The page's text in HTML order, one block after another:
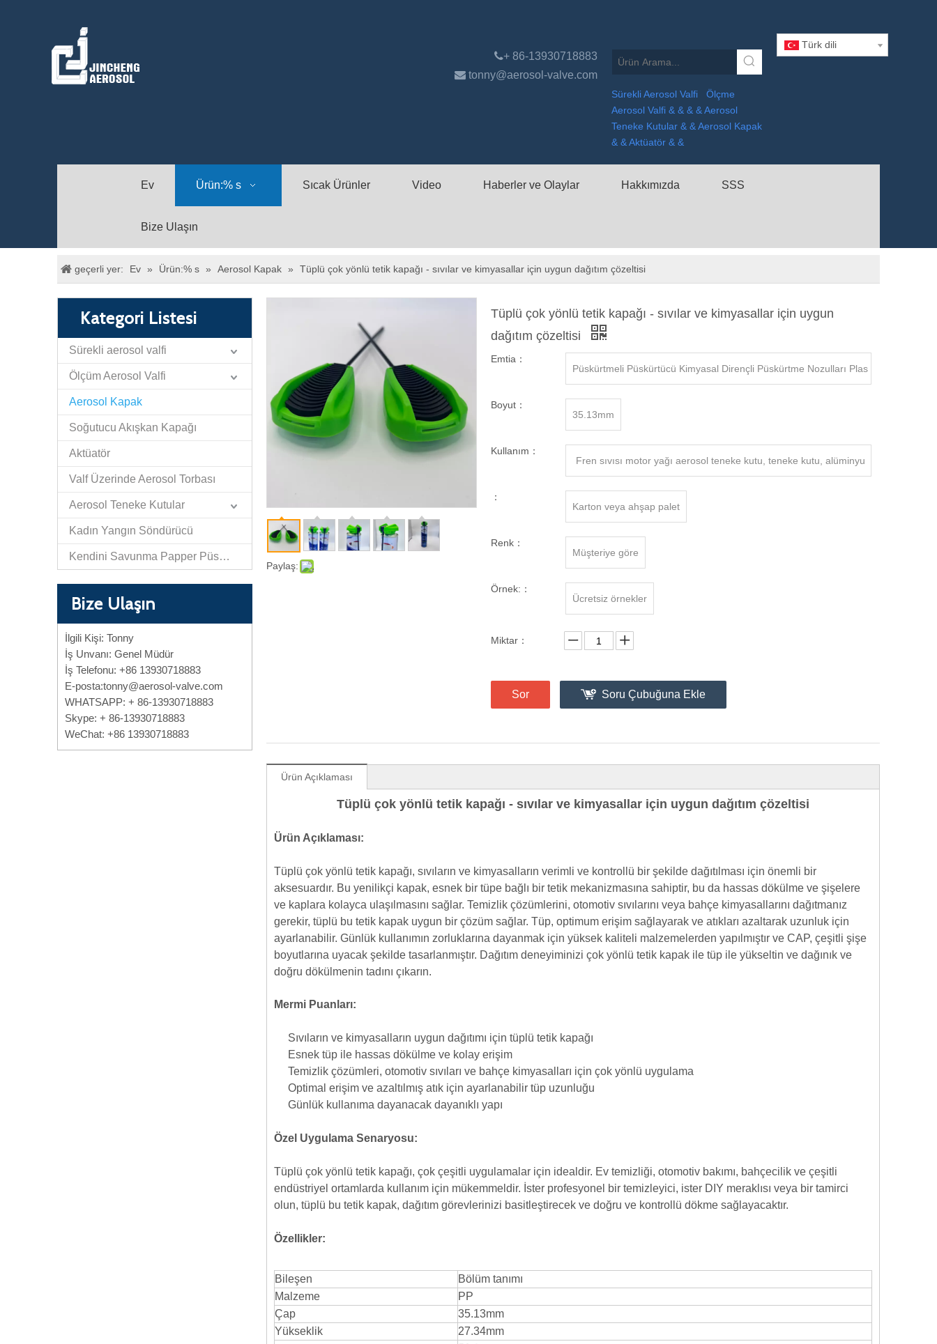
+ 86-13930718883
 tonny@aerosol-valve.com
Sürekli Aerosol Valfi
Ölçme
Aerosol Valfi & & & & Aerosol
Teneke Kutular & & Aerosol Kapak
& & Aktüatör & &
Türk dili
Ev Ürün:% s Sıcak Ürünler Video Haberler ve Olaylar Hakkımızda SSS
Bize Ulaşın
geçerli yer: Ev » Ürün:% s » Aerosol Kapak » Tüplü çok yönlü tetik kapağı - sıvılar ve kimyasallar için uygun dağıtım çözeltisi
Kategori Listesi
Sürekli aerosol valfi
Ölçüm Aerosol Valfi
Aerosol Kapak
Soğutucu Akışkan Kapağı
Aktüatör
Valf Üzerinde Aerosol Torbası
Aerosol Teneke Kutular
Kadın Yangın Söndürücü
Kendini Savunma Papper Püskürtme Vanası ve Aktüatörü
Bize Ulaşın
İlgili Kişi: Tonny
İş Unvanı: Genel Müdür
İş Telefonu: +86 13930718883
E-posta:tonny@aerosol-valve.com
WHATSAPP: + 86-13930718883
Skype: + 86-13930718883
WeChat: +86 13930718883
Paylaş:
Tüplü çok yönlü tetik kapağı - sıvılar ve kimyasallar için uygun
dağıtım çözeltisi
Emtia：
Püskürtmeli Püskürtücü Kimyasal Dirençli Püskürtme Nozulları Plas
Boyut：
35.13mm
Kullanım：
Fren sıvısı motor yağı aerosol teneke kutu, teneke kutu, alüminyu
：
Karton veya ahşap palet
Renk：
Müşteriye göre
Örnek:：
Ücretsiz örnekler
Miktar：
Sor Soru Çubuğuna Ekle
Ürün Açıklaması
Tüplü çok yönlü tetik kapağı - sıvılar ve kimyasallar için uygun dağıtım çözeltisi
Ürün Açıklaması:
Tüplü çok yönlü tetik kapağı, sıvıların ve kimyasalların verimli ve kontrollü bir şekilde dağıtılması için önemli bir
aksesuardır. Bu yenilikçi kapak, esnek bir tüpe bağlı bir tetik mekanizmasına sahiptir, bu da hassas dökülme ve şişelere
ve kaplara kolayca ulaşılmasını sağlar. Temizlik çözümlerini, otomotiv sıvılarını veya bahçe kimyasallarını dağıtmanız
gerekir, tüplü bu tetik kapak uygun bir çözüm sağlar. Tüp, optimum erişim sağlayarak ve atıkları azaltarak uzunluk için
ayarlanabilir. Günlük kullanımın zorluklarına dayanmak için yüksek kaliteli malzemelerden yapılmıştır ve CAP, çeşitli şişe
boyutlarına uyacak şekilde tasarlanmıştır. Dağıtım deneyiminizi çok yönlü tetik kapak ile tüp ile yükseltin ve dağınık ve
doğru dökülmenin tadını çıkarın.
Mermi Puanları:
Sıvıların ve kimyasalların uygun dağıtımı için tüplü tetik kapağı
Esnek tüp ile hassas dökülme ve kolay erişim
Temizlik çözümleri, otomotiv sıvıları ve bahçe kimyasalları için çok yönlü uygulama
Optimal erişim ve azaltılmış atık için ayarlanabilir tüp uzunluğu
Günlük kullanıma dayanacak dayanıklı yapı
Özel Uygulama Senaryosu:
Tüplü çok yönlü tetik kapağı, çok çeşitli uygulamalar için idealdir. Ev temizliği, otomotiv bakımı, bahçecilik ve çeşitli
endüstriyel ortamlarda kullanım için mükemmeldir. İster profesyonel bir temizleyici, ister DIY meraklısı veya bir tamirci
olun, tüplü bu tetik kapak, dağıtım görevlerinizi basitleştirecek ve doğru ve kontrollü dökme sağlayacaktır.
Özellikler:
Bileşen
Bölüm tanımı
Malzeme
PP
Çap
35.13mm
Yükseklik
27.34mm